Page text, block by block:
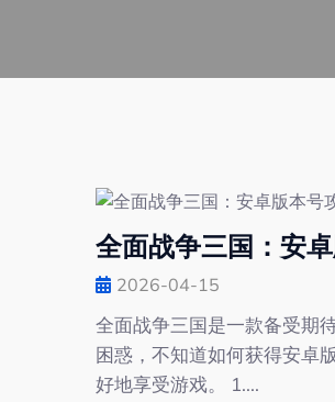
全面战争三国：安
2026-04-15
全面战争三国是一款备受期
困惑，不知道如何获得安卓
好地享受游戏。 1....